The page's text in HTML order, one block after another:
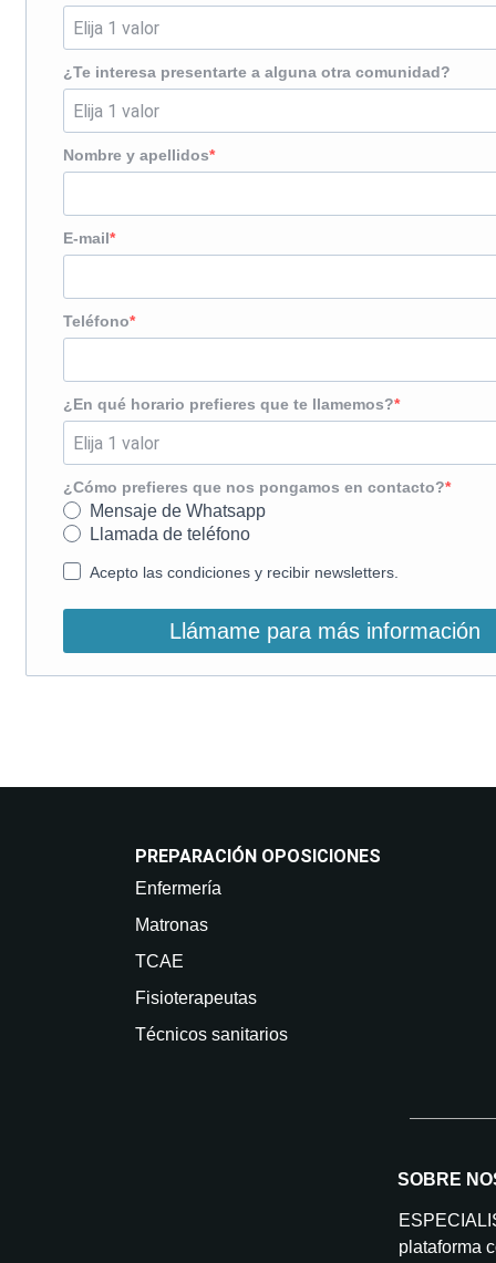
¿Te interesa presentarte a alguna otra comunidad?
Nombre y apellidos
E-mail
Teléfono
¿En qué horario prefieres que te llamemos?
¿Cómo prefieres que nos pongamos en contacto?
Mensaje de Whatsapp
Llamada de teléfono
Acepto las condiciones y recibir newsletters.
Llámame para más información
PREPARACIÓN OPOSICIONES
Enfermería
Matronas
TCAE
Fisioterapeutas
Técnicos sanitarios
SOBRE
plataforma